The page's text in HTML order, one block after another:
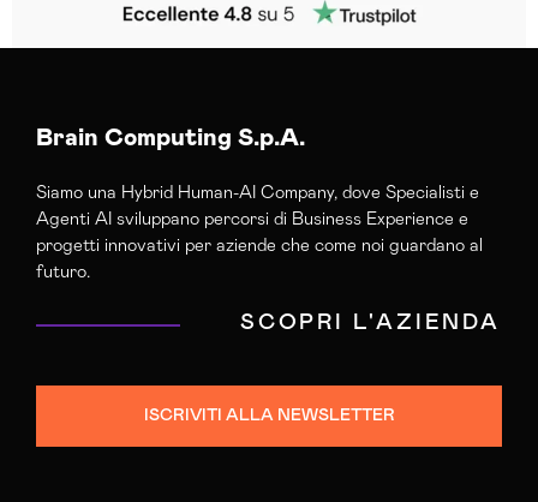
Brain Computing S.p.A.
Siamo una Hybrid Human-AI Company, dove Specialisti e
Agenti AI sviluppano percorsi di Business Experience e
progetti innovativi per aziende che come noi guardano al
futuro.
SCOPRI L'AZIENDA
ISCRIVITI ALLA NEWSLETTER